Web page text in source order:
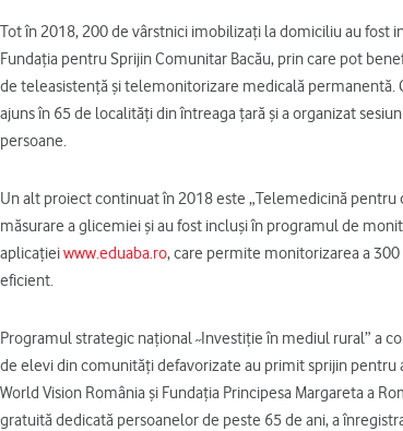
Tot în 2018, 200 de vârstnici imobilizați la domiciliu au fost
Fundația pentru Sprijin Comunitar Bacău, prin care pot
de teleasistență și telemonitorizare medicală permanentă.
ajuns în 65 de localități din întreaga țară și a organizat
persoane.
Un alt proiect continuat în 2018 este „Telemedicină
măsurare a glicemiei și au fost incluși în programul de
aplicațieiwww.eduaba.ro, care permite monitorizarea a
eficient.
Programul strategic național ˶Investiție în mediul rural” a
de elevi din comunități defavorizate au primit sprijin
World Vision România și Fundația Principesa Margareta a
gratuită dedicată persoanelor de peste 65 de ani, a